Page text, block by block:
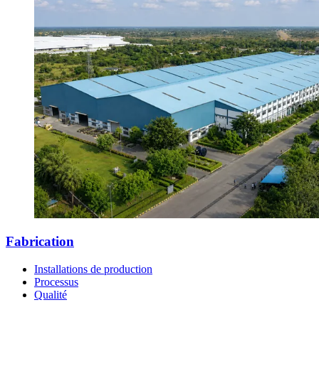
Fabrication
Installations de production
Processus
Qualité